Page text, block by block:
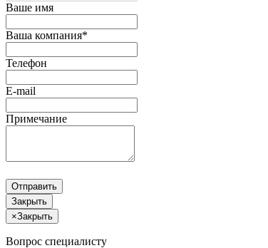
Ваше имя
Ваша компания*
Телефон
E-mail
Примечание
Отправить
Закрыть
×Закрыть
Вопрос специалисту